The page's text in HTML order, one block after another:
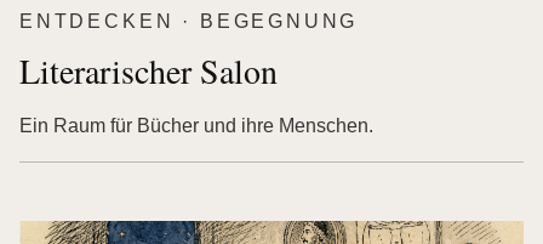
ENTDECKEN · BEGEGNUNG
Literarischer Salon
Ein Raum für Bücher und ihre Menschen.